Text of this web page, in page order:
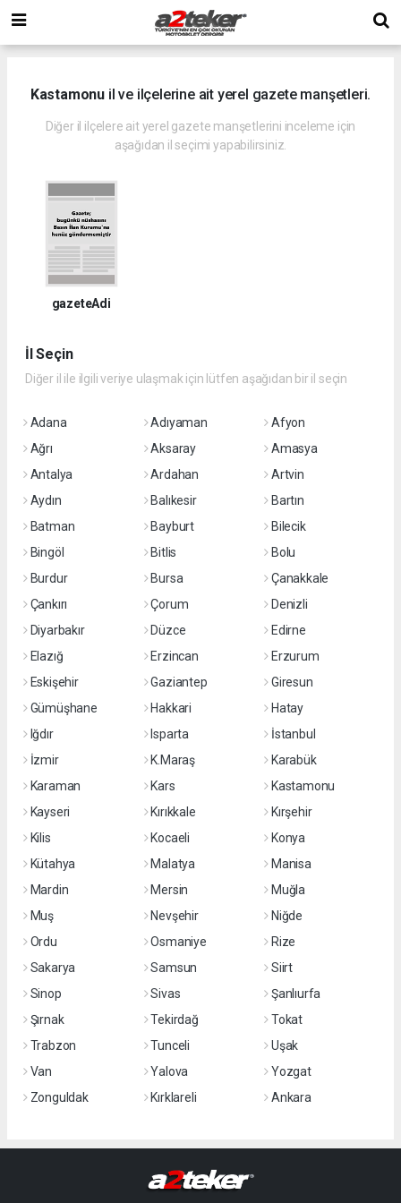
Kastamonu il ve ilçelerine ait yerel gazete manşetleri.
Diğer il ilçelere ait yerel gazete manşetlerini inceleme için
aşağıdan il seçimi yapabilirsiniz.
gazeteAdi
İl Seçin
Diğer il ile ilgili veriye ulaşmak için lütfen aşağıdan bir il seçin
Adana Adıyaman
Afyon
Ağrı
Aksaray
Amasya
Antalya
Ardahan
Artvin
Aydın
Balıkesir
Bartın
Batman
Bayburt
Bilecik
Bingöl
Bitlis
Bolu
Burdur
Bursa
Çanakkale
Çankırı
Çorum
Denizli
Diyarbakır
Düzce
Edirne
Elazığ
Erzincan
Erzurum
Eskişehir
Gaziantep
Giresun
Gümüşhane
Hakkari
Hatay
Iğdır
Isparta
İstanbul
İzmir
K.Maraş
Karabük
Karaman
Kars
Kastamonu
Kayseri
Kırıkkale
Kırşehir
Kilis
Kocaeli
Konya
Kütahya
Malatya
Manisa
Mardin
Mersin
Muğla
Muş
Nevşehir
Niğde
Ordu
Osmaniye
Rize
Sakarya
Samsun
Siirt
Sinop
Sivas
Şanlıurfa
Şırnak
Tekirdağ
Tokat
Trabzon
Tunceli
Uşak
Van
Yalova
Yozgat
Zonguldak
Kırklareli Ankara